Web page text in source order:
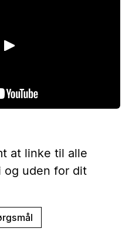
Afspil
at linke til alle
og uden for dit